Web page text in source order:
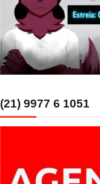
(21) 9977 6 1051